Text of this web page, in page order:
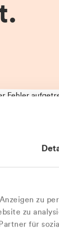
zu
zu
für
Fehler
Wir
Wir sind